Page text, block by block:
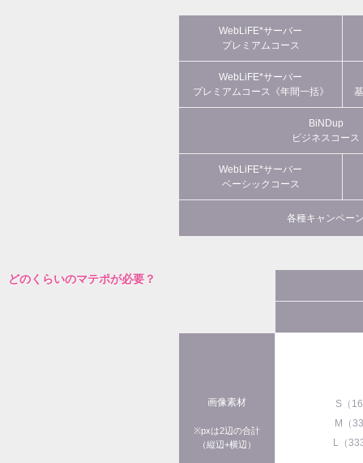
WebLiFE*サーバー
プレミアムコース
WebLiFE*サーバー
プレミアムコース《年間一括》
BiNDup
ビジネスコース
WebLiFE*サーバー
ベーシックコース
各種キャンペー
どのくらいのマテポが必要？
画像素材
※pxは2辺の合計
（縦辺+横辺）
S（
M（
L（